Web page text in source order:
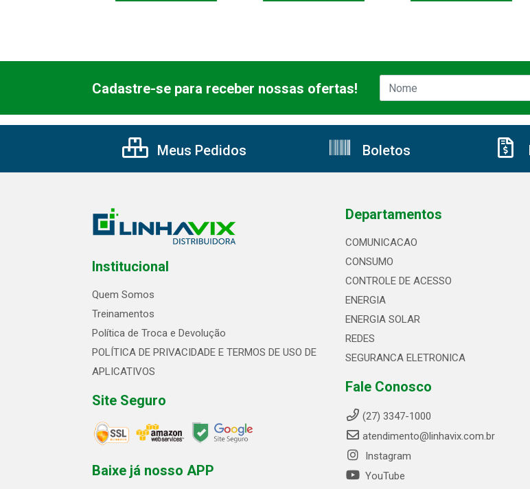
Cadastre-se para receber nossas ofertas!
Meus Pedidos Boletos
Institucional
Quem Somos
Treinamentos
Política de Troca e Devolução
POLÍTICA DE PRIVACIDADE E TERMOS DE USO DE
APLICATIVOS
Site Seguro
Baixe já nosso APP
Departamentos
COMUNICACAO
CONSUMO
CONTROLE DE ACESSO
ENERGIA
ENERGIA SOLAR
REDES
SEGURANCA ELETRONICA
Fale Conosco
(27) 3347-1000
atendimento@linhavix.com.br
Instagram
YouTube